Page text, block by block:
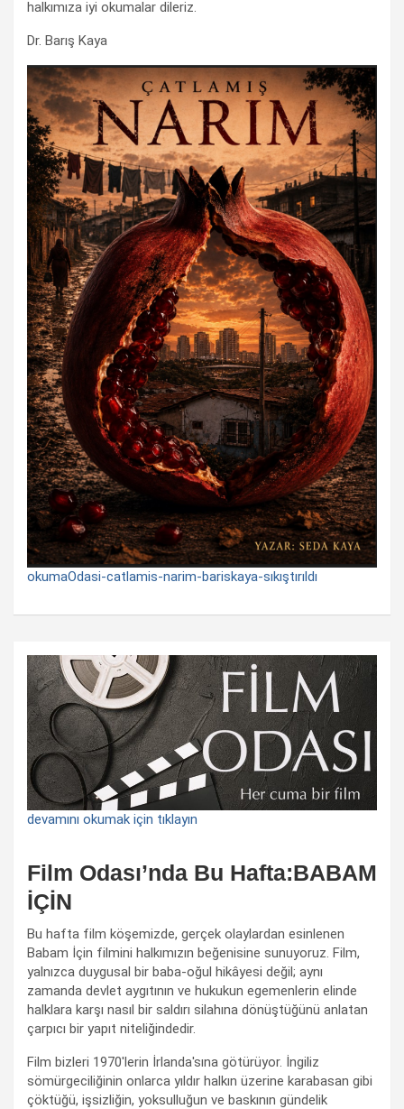
halkımıza iyi okumalar dileriz.
Dr. Barış Kaya
okumaOdasi-catlamis-narim-bariskaya-sıkıştırıldı
devamını okumak için tıklayın
Film Odası’nda Bu Hafta:BABAM
İÇİN
Bu hafta film köşemizde, gerçek olaylardan esinlenen
Babam İçin filmini halkımızın beğenisine sunuyoruz. Film,
yalnızca duygusal bir baba-oğul hikâyesi değil; aynı
zamanda devlet aygıtının ve hukukun egemenlerin elinde
halklara karşı nasıl bir saldırı silahına dönüştüğünü anlatan
çarpıcı bir yapıt niteliğindedir.
Film bizleri 1970'lerin İrlanda'sına götürüyor. İngiliz
sömürgeciliğinin onlarca yıldır halkın üzerine karabasan gibi
çöktüğü, işsizliğin, yoksulluğun ve baskının gündelik